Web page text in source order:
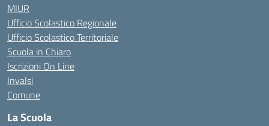
MIUR
Ufficio Scolastico Regionale
Ufficio Scolastico Territoriale
Scuola in Chiaro
Iscrizioni On Line
Invalsi
Comune
La Scuola